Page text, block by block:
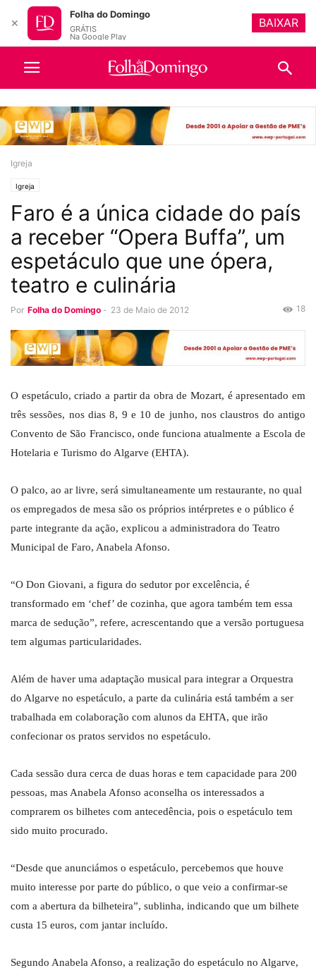
Igreja
Igreja
Faro é a única cidade do país
a receber “Opera Buffa”, um
espetáculo que une ópera,
teatro e culinária
Por Folha do Domingo - 23 de Maio de 2012 18
O espetáculo, criado a partir da obra de Mozart, é apresentado em
três sessões, nos dias 8, 9 e 10 de junho, nos claustros do antigo
Convento de São Francisco, onde funciona atualmente a Escola de
Hotelaria e Turismo do Algarve (EHTA).
O palco, ao ar livre, será simultaneamente um restaurante, no qual
os empregados de mesa são os próprios intérpretes e o público é
parte integrante da ação, explicou a administradora do Teatro
Municipal de Faro, Anabela Afonso.
“O Don Giovani, a figura do sedutor por excelência, é
transformado em ‘chef’ de cozinha, que agora também tem essa
marca de sedução”, refere, acrescentando que a versão portuguesa
tem algumas particularidades.
Além de haver uma adaptação musical para integrar a Orquestra
do Algarve no espetáculo, a parte da culinária está também a ser
trabalhada em colaboração com alunos da EHTA, que irão
confecionar os pratos servidos no espetáculo.
Cada sessão dura cerca de duas horas e tem capacidade para 200
pessoas, mas Anabela Afonso aconselha os interessados a
comprarem os bilhetes com antecedência, pois o espetáculo tem
sido muito procurado.
“Desde que anunciámos o espetáculo, percebemos que houve
muito interesse por parte do público, o que veio a confirmar-se
com a abertura da bilheteira”, sublinha, indicando que um bilhete
custa 15 euros, com jantar incluído.
Segundo Anabela Afonso, a realização do espetáculo no Algarve,
✕
Folha do Domingo
GRÁTIS
Na Google Play
BAIXAR